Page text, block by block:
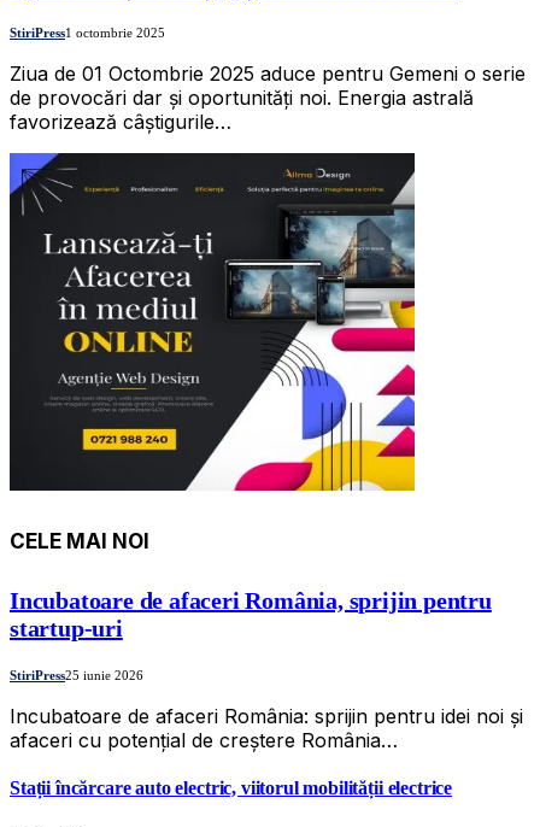
StiriPress1 octombrie 2025
Ziua de 01 Octombrie 2025 aduce pentru Gemeni o serie
de provocări dar și oportunități noi. Energia astrală
favorizează câștigurile…
CELE MAI NOI
Incubatoare de afaceri România, sprijin pentru
startup-uri
StiriPress25 iunie 2026
Incubatoare de afaceri România: sprijin pentru idei noi și
afaceri cu potențial de creștere România…
Stații încărcare auto electric, viitorul mobilității electrice